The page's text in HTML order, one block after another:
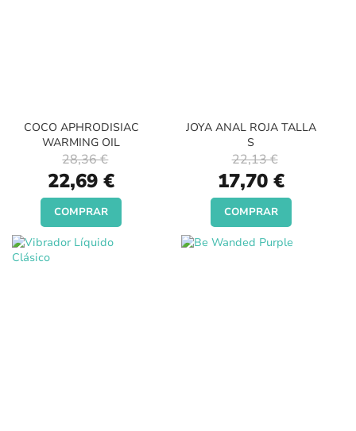
COCO APHRODISIAC
WARMING OIL
Special
Price
22,69 €
28,36 €
COMPRAR
JOYA ANAL ROJA TALLA
S
Special
Price
17,70 €
22,13 €
COMPRAR